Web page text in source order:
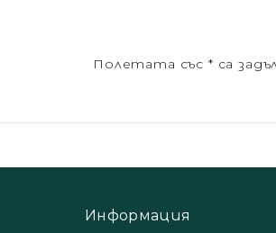
Полетата със * са
Информация